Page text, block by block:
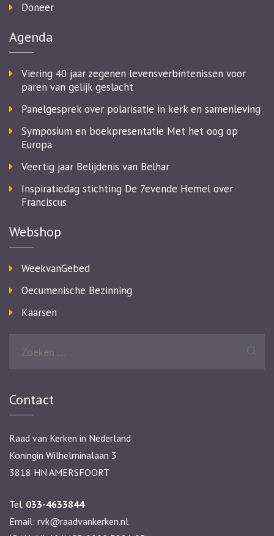
Doneer
Agenda
Viering 40 jaar zegenen levensverbintenissen voor
paren van gelijk geslacht
Panelgesprek over polarisatie in kerk en samenleving
Symposium en boekpresentatie Met het oog op
Europa
Veertig jaar Belijdenis van Belhar
Inspiratiedag stichting De 7evende Hemel over
Franciscus
Webshop
WeekvanGebed
Oecumenische Bezinning
Kaarsen
Contact
Raad van Kerken in Nederland
Koningin Wilhelminalaan 3
3818 HN AMERSFOORT
Tel. 033-4633844
Email: rvk@raadvankerken.nl